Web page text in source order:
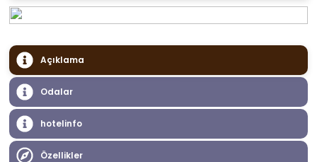
Açıklama
Odalar
hotelinfo
Özellikler